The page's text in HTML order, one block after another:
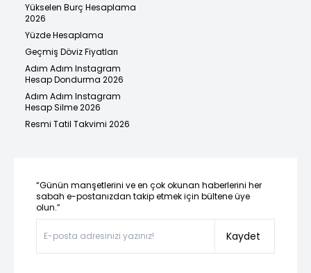
Yükselen Burç Hesaplama
2026
Yüzde Hesaplama
Geçmiş Döviz Fiyatları
Adım Adım Instagram
Hesap Dondurma 2026
Adım Adım Instagram
Hesap Silme 2026
Resmi Tatil Takvimi 2026
“Günün manşetlerini ve en çok okunan haberlerini her
sabah e-postanızdan takip etmek için bültene üye
olun.”
Kaydet